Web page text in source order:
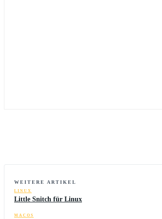
WEITERE ARTIKEL
LINUX
Little Snitch für Linux
MACOS